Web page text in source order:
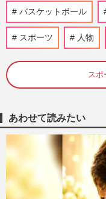
テレ
継時
出じ
週刊女
元群
馬場
週刊女
大谷
巻“
バグ
週刊女
バスケットボール
スポーツ 人物
スポ
あわせて読みたい